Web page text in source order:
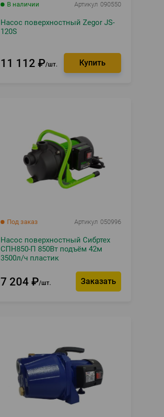
В наличии Артикул 090550
Насос поверхностный Zegor JS-
120S
11 112 ₽ шт.
Под заказ Артикул 050996
Насос поверхностный Сибртех
СПН850-П 850Вт подъём 42м
3500л/ч пластик
7 204 ₽ шт. Заказать